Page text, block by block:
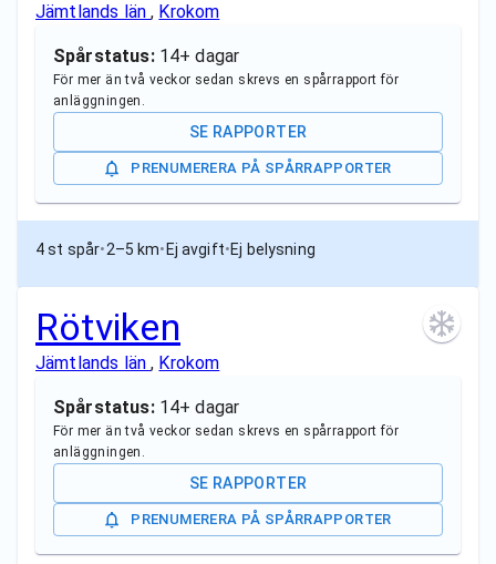
Jämtlands län, Krokom
Spårstatus: 14+ dagar
För mer än två veckor sedan skrevs en spårrapport för
anläggningen.
SE RAPPORTER
PRENUMERERA PÅ SPÅRRAPPORTER
4 st spår•2–5 km• Ej avgift•Ej belysning
Rötviken
Jämtlands län, Krokom
Spårstatus: 14+ dagar
För mer än två veckor sedan skrevs en spårrapport för
anläggningen.
SE RAPPORTER
PRENUMERERA PÅ SPÅRRAPPORTER